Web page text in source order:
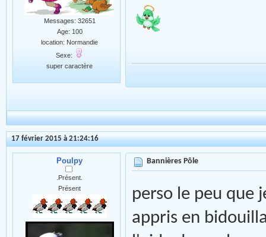
Messages: 32651
Age: 100
location: Normandie
Sexe:
super caractère
17 février 2015 à 21:24:16
Poulpy
.Présent.
Présent
Bannières Pôle
perso le peu que
appris en